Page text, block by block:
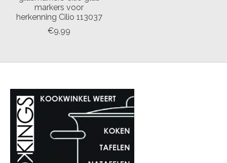
markers voor
herkenning Cilio 113037
€9,99